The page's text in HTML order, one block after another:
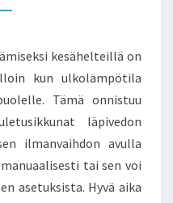
kesähelteillä on
kun ulkolämpötila
Tämä onnistuu
läpivedon
ilmanvaihdon avulla
tai sen voi
asetuksista. Hyvä aika